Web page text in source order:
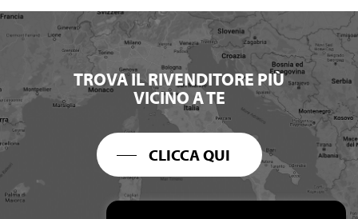
TROVA IL RIVENDITORE PIÙ
VICINO A TE
CLICCA QUI